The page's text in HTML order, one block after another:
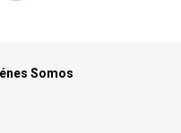
Somos